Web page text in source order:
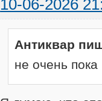
10-06-2026
Антиквар
не очень пока